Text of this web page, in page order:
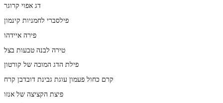
דג אפוי קרוגר
פילסברי לחמניות קינמון
פירה איידהו
טירה לבנה טבעות בצל
פילת הדג המוכה של קורטון
קרם כחול פעמון עוגת גבינת דובדבן קרח
פיצת הקציצה של אנזו